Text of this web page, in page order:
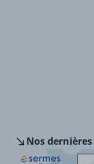
Nos dernières